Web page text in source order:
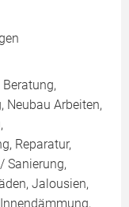
Neubau Arbeiten,
Reparatur,
Sanierung,
Jalousien,